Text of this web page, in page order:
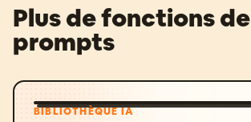
Plus de fonctions de
prompts
BIBLIOTHÈQUE IA